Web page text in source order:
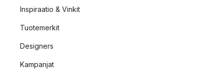
Inspiraatio & Vinkit
Tuotemerkit
Designers
Kampanjat